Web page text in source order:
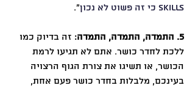
Skills כי זה פשוט לא נכון
״.
5. התמדה, התמדה, התמדה
: זה בדיוק כמו
ללכת לחדר כושר. אתם לא תגיעו לרמת
הכושר, או תשיגו את צורת הגוף הרצויה
בעינכם, מלבלות בחדר כושר פעם אחת,